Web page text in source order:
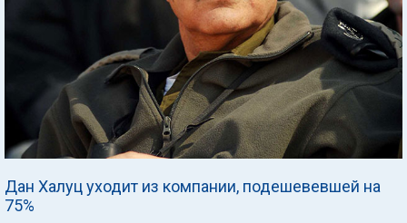
Дан Халуц уходит из компании, подешевевшей на
75%